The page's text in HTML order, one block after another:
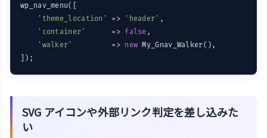
wp_nav_menu([
'theme_location'
=> 'header' ,
'container'
      =>
false ,
'walker'
         =>
new My_Gnav_Walker(),
SVG アイコンや外部リンク判定を差し込みた
い